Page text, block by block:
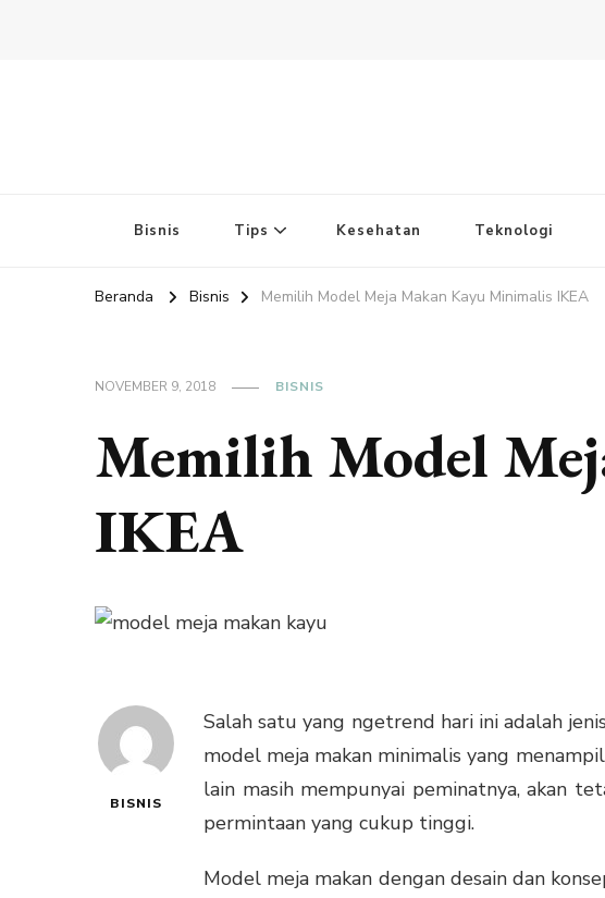
Bisnis Tips Kesehatan Teknologi
Beranda Bisnis Memilih Model Meja Makan Kayu Minimalis IKEA
NOVEMBER 9, 2018 BISNIS
Memilih Model
IKEA
BISNIS
Salah satu yang ngetrend hari ini adalah jenis
model meja makan minimalis yang
lain masih mempunyai peminatnya, akan
permintaan yang cukup tinggi.
Model meja makan dengan desain dan